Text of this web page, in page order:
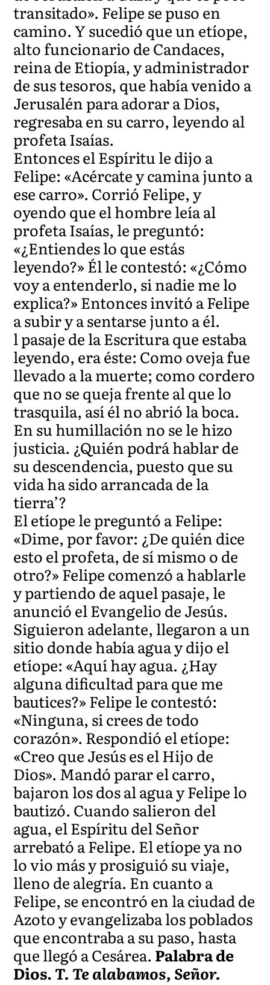
transitado». Felipe se puso en
camino. Y sucedió que un etíope,
alto funcionario de Candaces,
reina de Etiopía, y administrador
de sus tesoros, que había venido a
Jerusalén para adorar a Dios,
regresaba en su carro, leyendo al
profeta Isaías.
Entonces el Espíritu le dijo a
Felipe: «Acércate y camina junto a
ese carro». Corrió Felipe, y
oyendo que el hombre leía al
profeta Isaías, le preguntó:
«¿Entiendes lo que estás
leyendo?» Él le contestó: «¿Cómo
voy a entenderlo, si nadie me lo
explica?» Entonces invitó a Felipe
a subir y a sentarse junto a él.
l pasaje de la Escritura que estaba
leyendo, era éste: Como oveja fue
llevado a la muerte; como cordero
que no se queja frente al que lo
trasquila, así él no abrió la boca.
En su humillación no se le hizo
justicia. ¿Quién podrá hablar de
su descendencia, puesto que su
vida ha sido arrancada de la
tierra’?
El etíope le preguntó a Felipe:
«Dime, por favor: ¿De quién dice
esto el profeta, de sí mismo o de
otro?» Felipe comenzó a hablarle
y partiendo de aquel pasaje, le
anunció el Evangelio de Jesús.
Siguieron adelante, llegaron a un
sitio donde había agua y dijo el
etíope: «Aquí hay agua. ¿Hay
alguna dificultad para que me
bautices?» Felipe le contestó:
«Ninguna, si crees de todo
corazón». Respondió el etíope:
«Creo que Jesús es el Hijo de
Dios». Mandó parar el carro,
bajaron los dos al agua y Felipe lo
bautizó. Cuando salieron del
agua, el Espíritu del Señor
arrebató a Felipe. El etíope ya no
lo vio más y prosiguió su viaje,
lleno de alegría. En cuanto a
Felipe, se encontró en la ciudad de
Azoto y evangelizaba los poblados
que encontraba a su paso, hasta
que llegó a Cesárea. Palabra de
Dios.T. Te alabamos, Señor.